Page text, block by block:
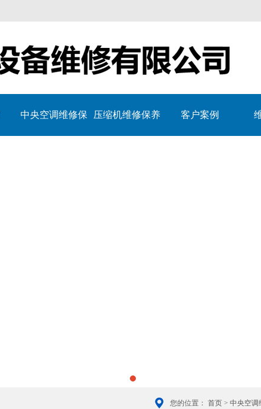
中央空调维修保 压缩机维修保养 客户案例
您的位置： 首页 > 中央空调